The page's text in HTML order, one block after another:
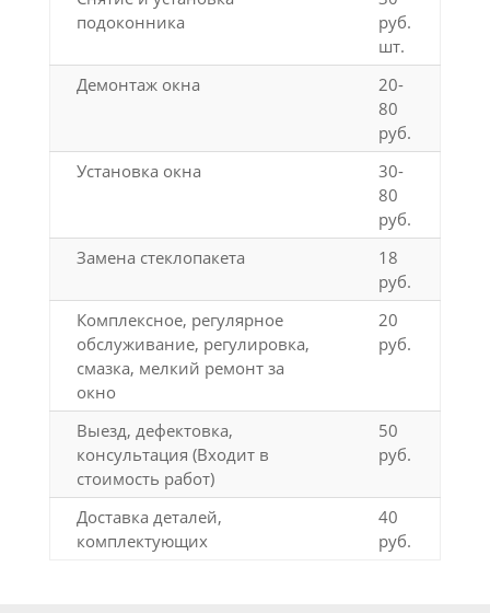
подоконника
руб.
шт.
Демонтаж окна
20-
80
руб.
Установка окна
30-
80
руб.
Замена стеклопакета
18
руб.
Комплексное, регулярное
обслуживание, регулировка,
смазка, мелкий ремонт за
окно
20
руб.
Выезд, дефектовка,
консультация (Входит в
стоимость работ)
50
руб.
Доставка деталей,
комплектующих
40
руб.